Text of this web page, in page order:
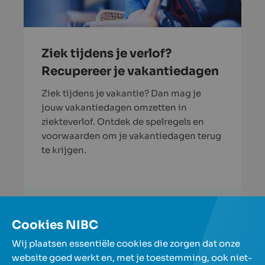
Ziek tijdens je verlof?
Recupereer je vakantiedagen
Ziek tijdens je vakantie? Dan mag je
jouw vakantiedagen omzetten in
ziekteverlof. Ontdek de spelregels en
voorwaarden om je vakantiedagen terug
te krijgen.
Meer artikels
Cookies NIBC
Wij plaatsen essentiële cookies die zorgen dat onze
website goed werkt en, met je toestemming, ook niet-